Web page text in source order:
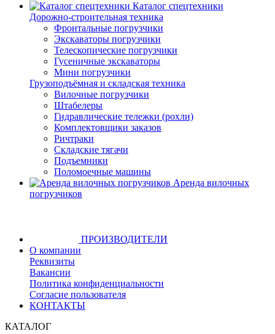
Каталог спецтехники
Дорожно-строительная техника
Фронтальные погрузчики
Экскаваторы погрузчики
Телескопические погрузчики
Гусеничные экскаваторы
Мини погрузчики
Грузоподъёмная и складская техника
Вилочные погрузчики
Штабелеры
Гидравлические тележки (рохли)
Комплектовщики заказов
Ричтраки
Складские тягачи
Подъемники
Поломоечные машины
Аренда вилочных
погрузчиков
ПРОИЗВОДИТЕЛИ
О компании
Реквизиты
Вакансии
Политика конфиденциальности
Согласие пользователя
КОНТАКТЫ
КАТАЛОГ